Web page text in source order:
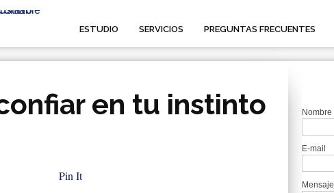
ESTUDIO SERVICIOS PREGUNTAS FRECUENTES
en tu instinto
Pin It
Nombre
E-mail
Mensaje